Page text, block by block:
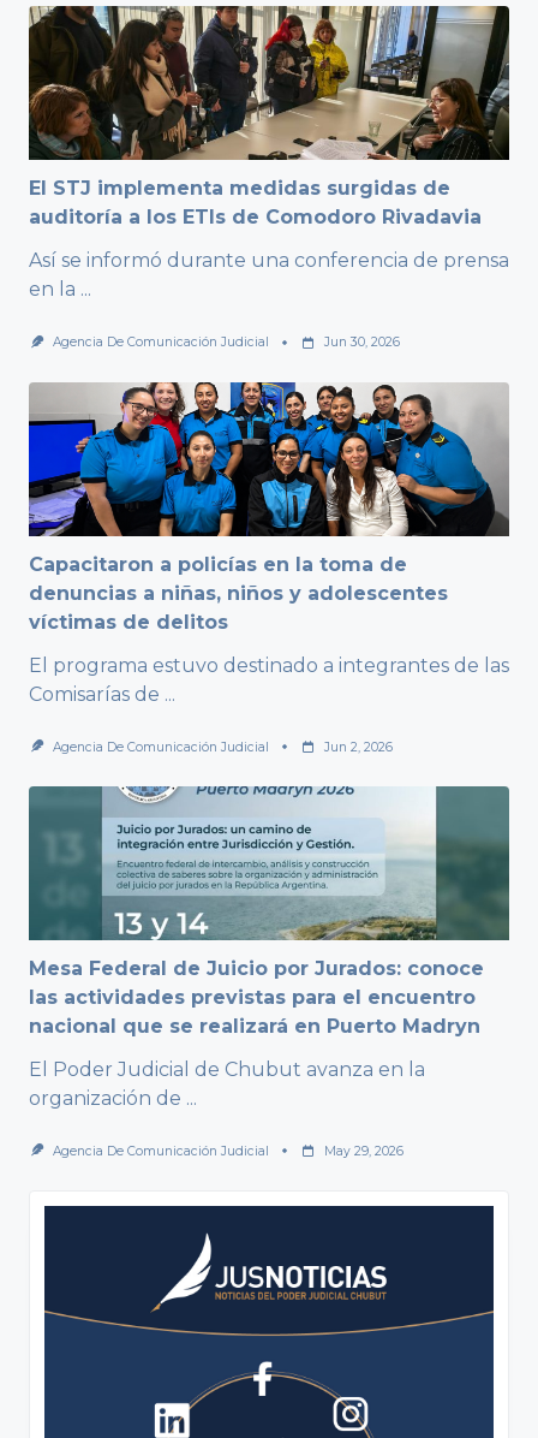
El STJ implementa medidas surgidas de
auditoría a los ETIs de Comodoro Rivadavia
Así se informó durante una conferencia de prensa
en la ...
Agencia De Comunicación Judicial Jun 30, 2026
Capacitaron a policías en la toma de
denuncias a niñas, niños y adolescentes
víctimas de delitos
El programa estuvo destinado a integrantes de las
Comisarías de ...
Agencia De Comunicación Judicial Jun 2, 2026
Mesa Federal de Juicio por Jurados: conoce
las actividades previstas para el encuentro
nacional que se realizará en Puerto Madryn
El Poder Judicial de Chubut avanza en la
organización de ...
Agencia De Comunicación Judicial May 29, 2026